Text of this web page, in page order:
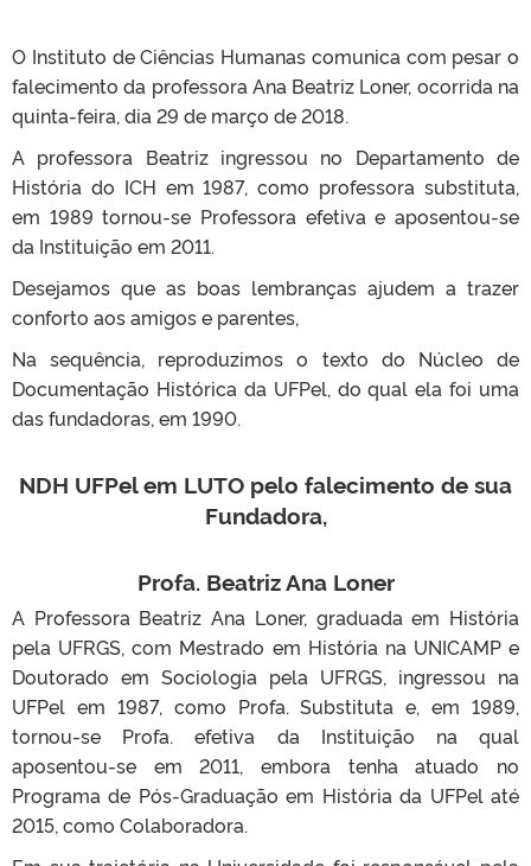
O Instituto de Ciências Humanas comunica com pesar o
falecimento da professora Ana Beatriz Loner, ocorrida na
quinta-feira, dia 29 de março de 2018.
A professora Beatriz ingressou no Departamento de
História do ICH em 1987,como professora substituta,
em 1989 tornou-se Professora efetiva e aposentou-se
da Instituição em 2011.
Desejamos que as boas lembranças ajudem a trazer
conforto aos amigos e parentes,
Na sequência, reproduzimos o texto do Núcleo de
Documentação Histórica da UFPel, do qual ela foi uma
das fundadoras, em 1990.
NDH UFPel em LUTO pelo falecimento de sua
Fundadora,
Profa. Beatriz Ana Loner
A Professora Beatriz Ana Loner, graduada em História
pela UFRGS, com Mestrado em História na UNICAMP e
Doutorado em Sociologia pela UFRGS, ingressou na
UFPel em 1987, como Profa. Substituta e, em 1989,
tornou-se Profa. efetiva da Instituição na qual
aposentou-se em 2011, embora tenha atuado no
Programa de Pós-Graduação em História da UFPel até
2015, como Colaboradora.